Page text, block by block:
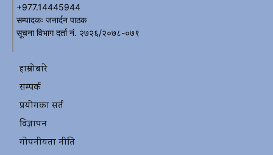
+977.14445944
सम्पादकः जनार्दन पाठक
सूचना विभाग दर्ता नं. २७२६/२०७८-०७९
हाम्रोबारे
सम्पर्क
प्रयोगका सर्त
विज्ञापन
गोपनीयता नीति